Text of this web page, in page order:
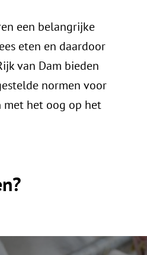
een belangrijke
eten en daardoor
van Dam bieden
normen voor
met het oog op het